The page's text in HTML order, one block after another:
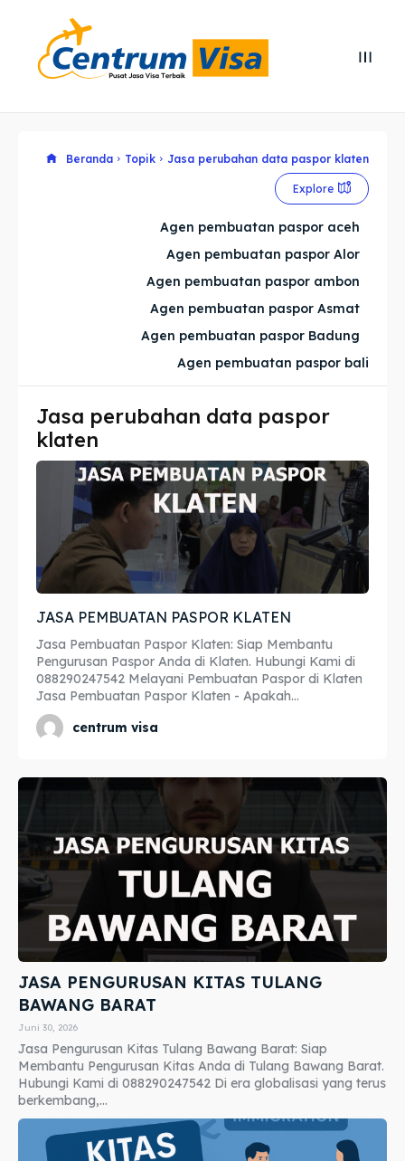
Cari
Cari
Explore our destinations
Imta
Legalisir
Apostille
Penerjemah
Asuransi
Blog
Explore our destinations
Imta
Legalisir
Apostille
Penerjemah
Asuransi
Blog
Beranda Topik Jasa perubahan data paspor klaten
Explore
Agen pembuatan paspor aceh
Agen pembuatan paspor Alor
Agen pembuatan paspor ambon
Agen pembuatan paspor Asmat
Agen pembuatan paspor Badung
Agen pembuatan paspor bali
Jasa perubahan data paspor
klaten
JASA PEMBUATAN PASPOR KLATEN
Jasa Pembuatan Paspor Klaten: Siap Membantu
Pengurusan Paspor Anda di Klaten. Hubungi Kami di
088290247542 Melayani Pembuatan Paspor di Klaten
Jasa Pembuatan Paspor Klaten - Apakah...
centrum visa
JASA PENGURUSAN KITAS TULANG
BAWANG BARAT
Juni 30, 2026
Jasa Pengurusan Kitas Tulang Bawang Barat: Siap
Membantu Pengurusan Kitas Anda di Tulang Bawang Barat.
Hubungi Kami di 088290247542 Di era globalisasi yang terus
berkembang,...